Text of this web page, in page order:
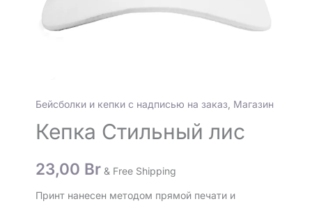
Бейсболки и кепки с надписью на заказ, Магазин
Кепка Стильный лис
23,00 Br & Free Shipping
Принт нанесен методом прямой печати и